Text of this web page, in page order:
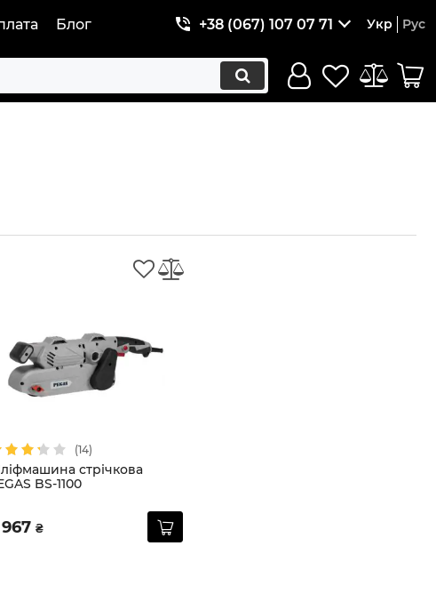
Блог +38 (067) 107 07 71 Укр Рус
(14)
стрічкова
BS-1100
₴